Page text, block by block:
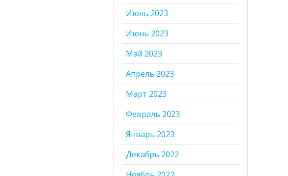
Июль 2023
Июнь 2023
Май 2023
Апрель 2023
Март 2023
Февраль 2023
Январь 2023
Декабрь 2022